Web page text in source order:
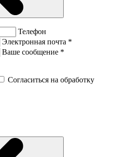
Телефон
Электронная почта *
Ваше сообщение *
Согласиться на обработку